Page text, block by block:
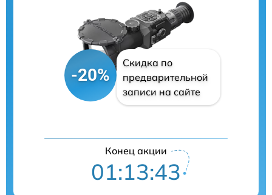
-20%
Скидка по
предварительной
записи на сайте
Конец акции
01:13:42